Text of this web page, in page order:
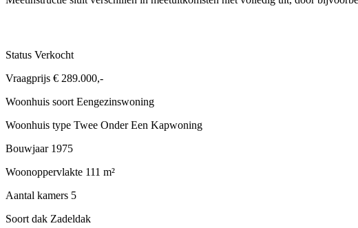
Status Verkocht
Vraagprijs € 289.000,-
Woonhuis soort Eengezinswoning
Woonhuis type Twee Onder Een Kapwoning
Bouwjaar 1975
Woonoppervlakte 111 m²
Aantal kamers 5
Soort dak Zadeldak